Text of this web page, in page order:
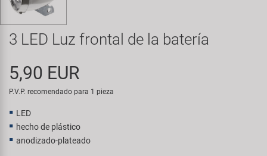
Transporte y Aparcamiento
Super B
Trail-Gator
Velo
3 LED Luz frontal de la batería
5,90 EUR
P.V.P. recomendado para 1 pieza
LED
hecho de plástico
anodizado-plateado